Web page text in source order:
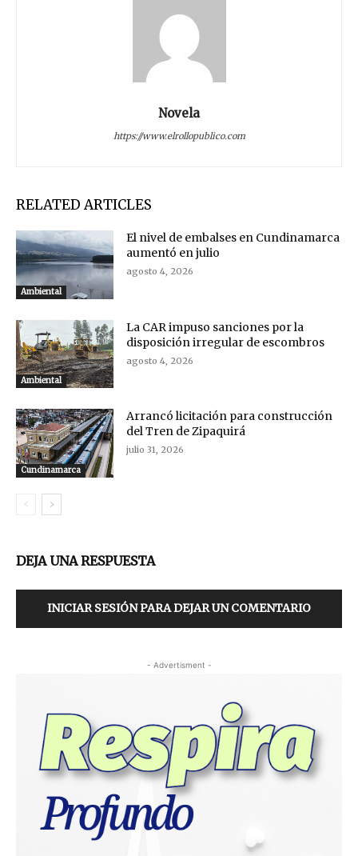
Novela
https://www.elrollopublico.com
RELATED ARTICLES
Ambiental
El nivel de embalses en Cundinamarca
aumentó en julio
agosto 4, 2026
Ambiental
La CAR impuso sanciones por la
disposición irregular de escombros
agosto 4, 2026
Cundinamarca
Arrancó licitación para construcción
del Tren de Zipaquirá
julio 31, 2026
DEJA UNA RESPUESTA
INICIAR SESIÓN PARA DEJAR UN COMENTARIO
- Advertisment -